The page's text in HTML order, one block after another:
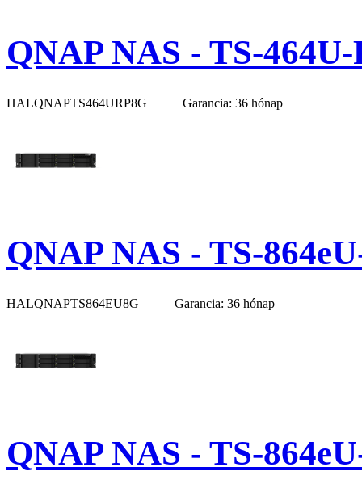
QNAP NAS - TS-
HALQNAPTS464URP8G Garancia: 36 hónap
QNAP NAS - TS-
HALQNAPTS864EU8G Garancia: 36 hónap
QNAP NAS - TS-